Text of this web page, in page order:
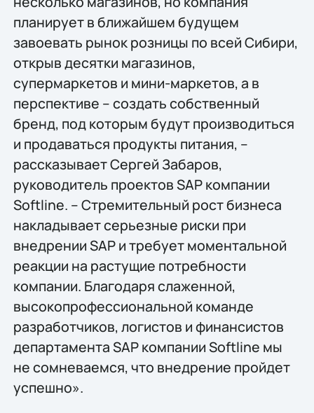
планирует в ближайшем будущем
завоевать рынок розницы по всей Сибири,
открыв десятки магазинов,
супермаркетов и мини-маркетов, а в
перспективе – создать собственный
бренд, под которым будут производиться
и продаваться продукты питания, –
рассказывает Сергей Забаров,
руководитель проектов SAP компании
Softline. – Стремительный рост бизнеса
накладывает серьезные риски при
внедрении SAP и требует моментальной
реакции на растущие потребности
компании. Благодаря слаженной,
высокопрофессиональной команде
разработчиков, логистов и финансистов
департамента SAP компании Softline мы
не сомневаемся, что внедрение пройдет
успешно».